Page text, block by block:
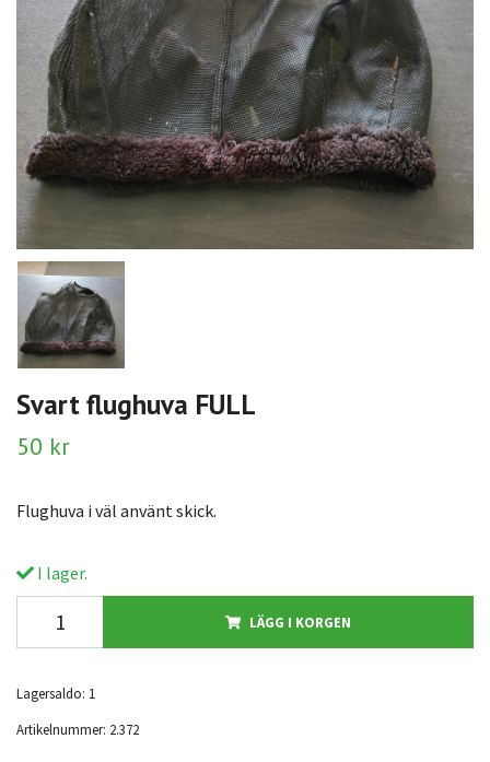
Svart flughuva FULL
50 kr
Flughuva i väl använt skick.
I lager.
LÄGG I KORGEN
Lagersaldo: 1
Artikelnummer: 2.372